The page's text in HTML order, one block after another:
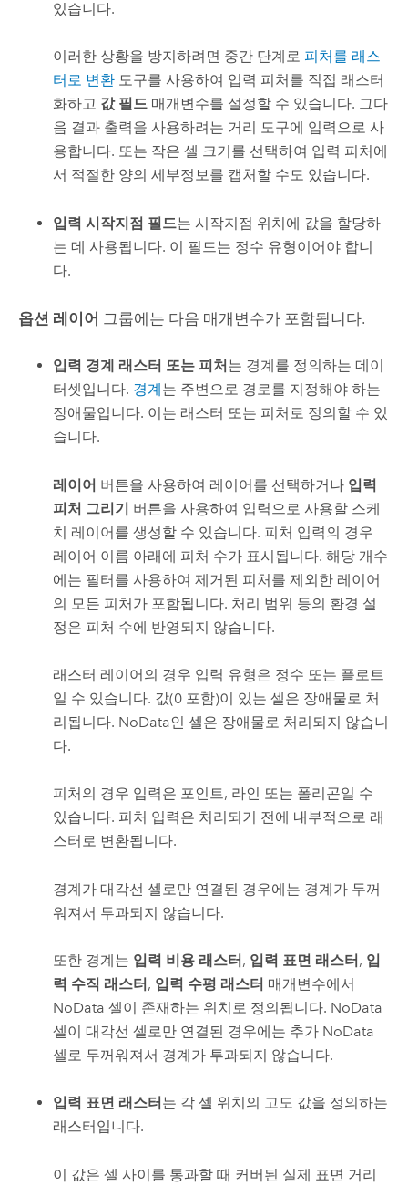
있습니다.
이러한 상황을 방지하려면 중간 단계로 피처를 래스
터로 변환 도구를 사용하여 입력 피처를 직접 래스터
화하고 값 필드 매개변수를 설정할 수 있습니다. 그다
음 결과 출력을 사용하려는 거리 도구에 입력으로 사
용합니다. 또는 작은 셀 크기를 선택하여 입력 피처에
서 적절한 양의 세부정보를 캡처할 수도 있습니다.
입력 시작지점 필드는 시작지점 위치에 값을 할당하
는 데 사용됩니다. 이 필드는 정수 유형이어야 합니
다.
옵션 레이어 그룹에는 다음 매개변수가 포함됩니다.
입력 경계 래스터 또는 피처 는 경계를 정의하는 데이
터셋입니다. 경계 는 주변으로 경로를 지정해야 하는
장애물입니다. 이는 래스터 또는 피처로 정의할 수 있
습니다.
레이어 버튼을 사용하여 레이어를 선택하거나 입력
피처 그리기 버튼을 사용하여 입력으로 사용할 스케
치 레이어를 생성할 수 있습니다. 피처 입력의 경우
레이어 이름 아래에 피처 수가 표시됩니다. 해당 개수
에는 필터를 사용하여 제거된 피처를 제외한 레이어
의 모든 피처가 포함됩니다. 처리 범위 등의 환경 설
정은 피처 수에 반영되지 않습니다.
래스터 레이어의 경우 입력 유형은 정수 또는 플로트
일 수 있습니다. 값(0 포함)이 있는 셀은 장애물로 처
리됩니다. NoData인 셀은 장애물로 처리되지 않습니
다.
피처의 경우 입력은 포인트, 라인 또는 폴리곤일 수
있습니다. 피처 입력은 처리되기 전에 내부적으로 래
스터로 변환됩니다.
경계가 대각선 셀로만 연결된 경우에는 경계가 두꺼
워져서 투과되지 않습니다.
또한 경계는 입력 비용 래스터, 입력 표면 래스터, 입
력 수직 래스터, 입력 수평 래스터 매개변수에서
NoData 셀이 존재하는 위치로 정의됩니다. NoData
셀이 대각선 셀로만 연결된 경우에는 추가 NoData
셀로 두꺼워져서 경계가 투과되지 않습니다.
입력 표면 래스터 는 각 셀 위치의 고도 값을 정의하는
래스터입니다.
이 값은 셀 사이를 통과할 때 커버된 실제 표면 거리